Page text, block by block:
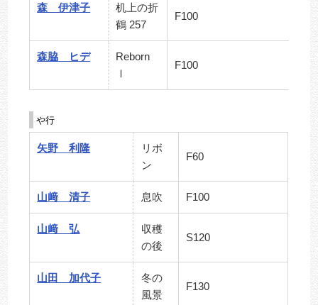
森 伊津子
机上の折
鶴 257
F100
森脇 ヒデ
Reborn
Ⅰ
F100
矢野 利隆
リボ
ン
F60
山﨑 清子 息吹 F100
山﨑 弘
収穫
の後
S120
山田 加代子
冬の
風景
F130
や行